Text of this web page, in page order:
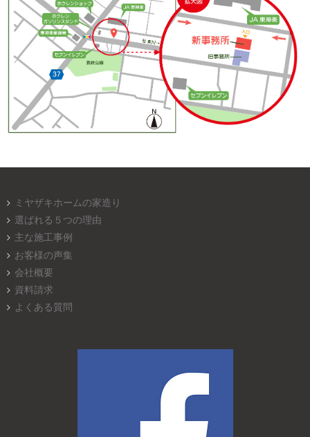
ミヤザキホームの家造り
選ばれる５つの理由
主な施工事例
お客様の声集
会社概要
資料請求
よくある質問